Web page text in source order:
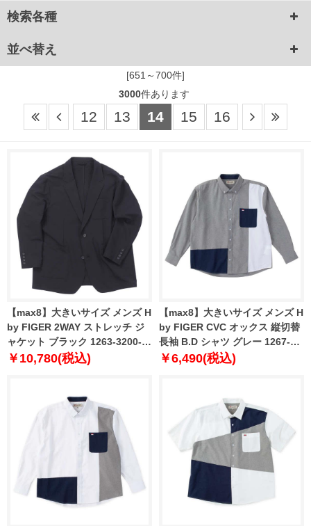
検索各種
並べ替え
[651～700件]
3000件あります
12 13 14 15 16
【max8】大きいサイズ メンズ H
by FIGER 2WAY ストレッチ ジ
ャケット ブラック 1263-3200-2
3L 4L 5L 6L 7L 8L
￥10,780(税込)
【max8】大きいサイズ メンズ H
by FIGER CVC オックス 縦切替
長袖 B.D シャツ グレー 1267-
4300-2 3L 4L 5L 6L 8L
￥6,490(税込)